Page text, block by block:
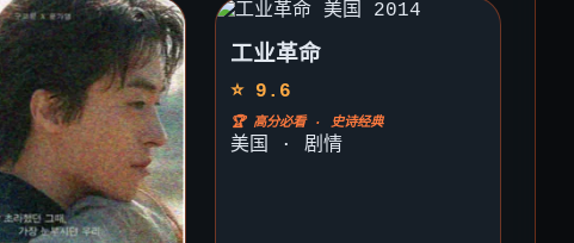
工业革命
⭐ 9.6
🏆 高分必看 · 史诗经典
美国 · 剧情